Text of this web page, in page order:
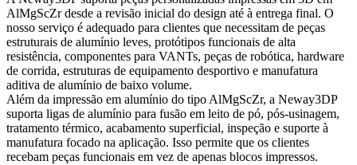
AlMgScZr desde a revisão inicial do design até à entrega final. O
nosso serviço é adequado para clientes que necessitam de peças
estruturais de alumínio leves, protótipos funcionais de alta
resistência, componentes para VANTs, peças de robótica, hardware
de corrida, estruturas de equipamento desportivo e manufatura
aditiva de alumínio de baixo volume.
Além da impressão em alumínio do tipo AlMgScZr, a Neway3DP
suporta ligas de alumínio para fusão em leito de pó, pós-usinagem,
tratamento térmico, acabamento superficial, inspeção e suporte à
manufatura focado na aplicação. Isso permite que os clientes
recebam peças funcionais em vez de apenas blocos impressos.